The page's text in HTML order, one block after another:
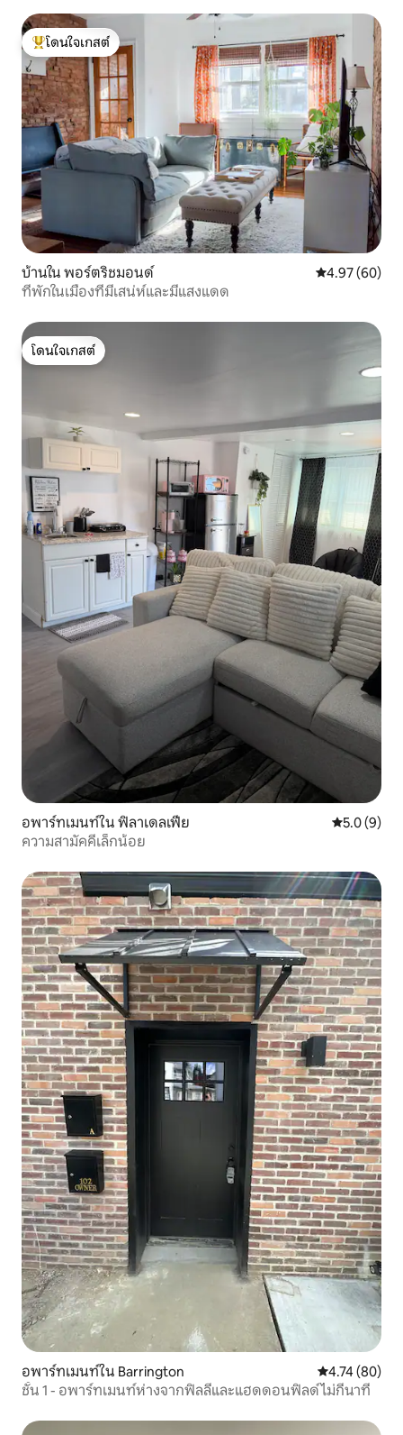
โดนใจเกสต์ที่สุด
โดนใจเกสต์
บ้านใน พอร์ตริชมอนด์ คะแนนเฉลี่ย
4.97 (60)
ที่พักในเมืองที่มีเสน่ห์และมีแสงแดด
โดนใจเกสต์
โดนใจเกสต์
อพาร์ทเมนท์ใน ฟิลาเดลเฟีย คะแนนเฉลี่
5.0 (9)
ความสามัคคีเล็กน้อย
อพาร์ทเมนท์ใน Barrington คะแนนเฉลี่ย
4.74 (80)
ชั้น 1 - อพาร์ทเมนท์ห่างจากฟิลลีและแฮดดอนฟิลด์ไม่กี่นาที